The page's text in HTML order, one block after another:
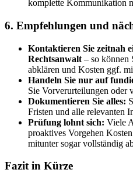
komplette Kommunikation
6. Empfehlungen und
Kontaktieren Sie zeitnah
Rechtsanwalt – so können
abklären und Kosten ggf.
Handeln Sie nur auf
Sie Vorverurteilungen oder
Dokumentieren Sie alles:
Fristen und alle relevanten
Prüfung lohnt sich: Viele
proaktives Vorgehen
mitunter sogar vollständig
Fazit in Kürze